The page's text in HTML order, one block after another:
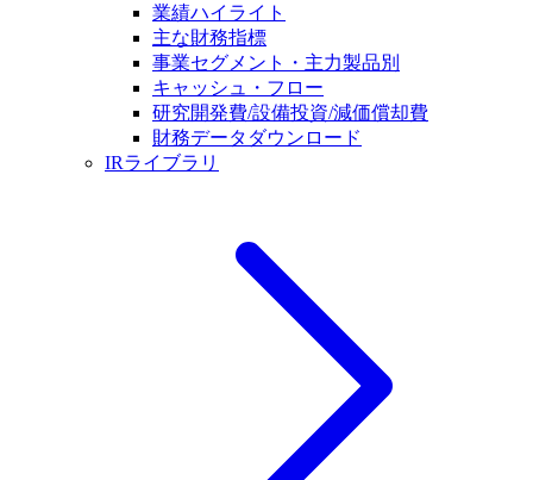
業績ハイライト
主な財務指標
事業セグメント・主力製品別
キャッシュ・フロー
研究開発費/設備投資/減価償却費
財務データダウンロード
IRライブラリ